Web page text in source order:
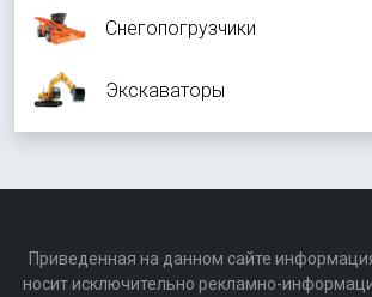
Снегопогрузчики
Экскаваторы
Приведенная на данном сайте
носит исключительно рекламно-